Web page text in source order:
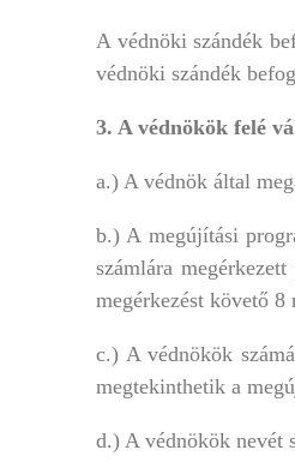
A védnöki szándék
védnöki szándék
3. A védnökök felé
a.) A védnök által
b.) A megújítási
számlára
megérkezést követő 8
c.) A védnökök
megtekinthetik a
d.) A védnökök nevét